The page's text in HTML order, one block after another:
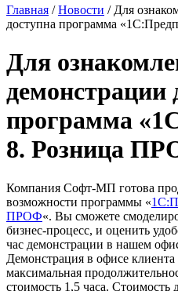
Главная /Новости / Для
доступна программа
Для
демонстрации
программа
8. Розница
Компания Софт-МП готова
возможности программы «
ПРОФ«. Вы сможете
бизнес-процесс, и оценить
час демонстрации в нашем
Демонстрация в офисе клиента
максимальная
стоимость 1,5 часа. Стоимость